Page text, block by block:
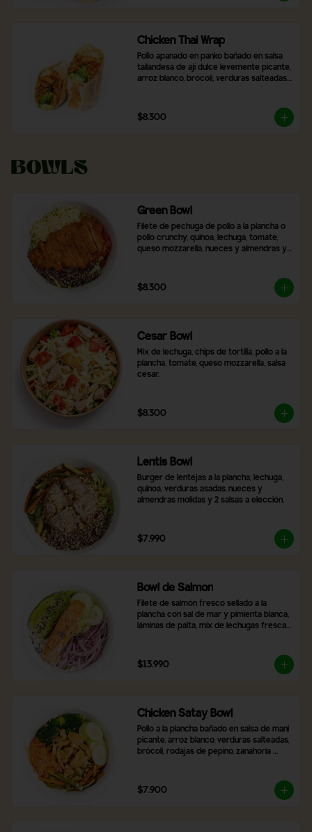
Chicken Thai Wrap
Pollo apanado en panko bañado en salsa
tailandesa de ají dulce levemente picante,
arroz blanco, brócoli, verduras salteadas
$8.300
Bowls
Green Bowl
Filete de pechuga de pollo a la plancha o
pollo crunchy, quinoa, lechuga, tomate,
queso mozzarella, nueces y almendras y
$8.300
Cesar Bowl
Mix de lechuga, chips de tortilla, pollo a la
plancha, tomate, queso mozzarella, salsa
cesar.
$8.300
Lentis Bowl
Burger de lentejas a la plancha, lechuga,
quinoa, verduras asadas, nueces y
almendras molidas y 2 salsas a elección.
$7.990
Bowl de Salmon
Filete de salmón fresco sellado a la
plancha con sal de mar y pimienta blanca,
láminas de palta, mix de lechugas frescas,
tostado.
$13.990
Chicken Satay Bowl
Pollo a la plancha bañado en salsa de mani
picante, arroz blanco, verduras salteadas,
brócoli, rodajas de pepino, zanahoria
$7.900